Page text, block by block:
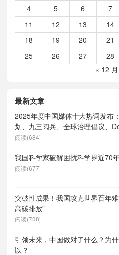
4
5 6 7
11
12 13 14
18
19 20 21
25
26 27 28
« 12 月
最新文章
2025年度中国媒体十大热词发布
划、九三阅兵、全球治理倡议、
度求索）、人形机器人、苏超、票
阅读(684)
我国科学家破解困扰科学界近70
阅读(677)
突破性成果！我国攻克世界百年
高碳排放”
阅读(738)
引领未来，中国做对了什么？为
以？